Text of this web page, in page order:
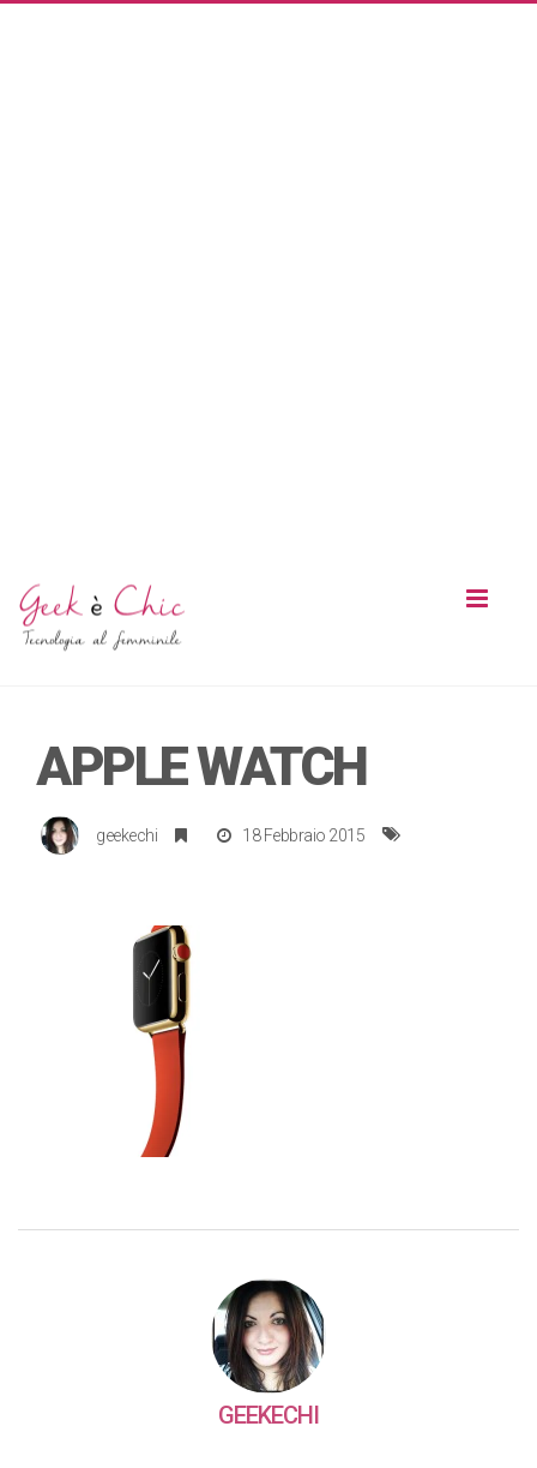
APPLE WATCH
geekechi 18 Febbraio 2015
GEEKECHI